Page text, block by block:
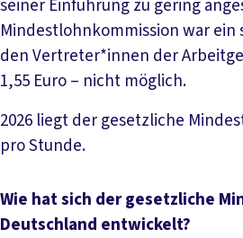
seiner Einführung zu gering
Mindestlohnkommission war
den Vertreter*innen der
1,55 Euro – nicht möglich.
2026 liegt der gesetzliche
pro Stunde.
Wie hat sich der gesetzliche
Deutschland entwickelt?